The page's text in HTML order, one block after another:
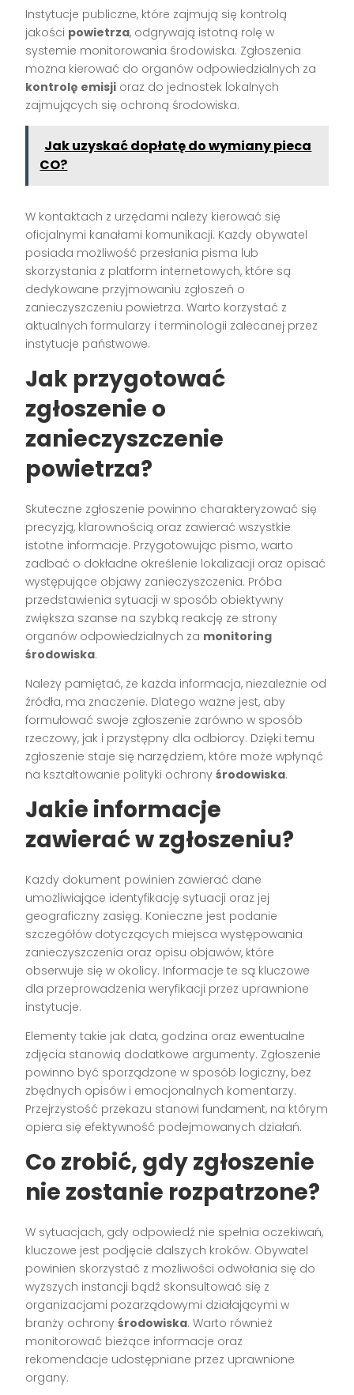
Instytucje publiczne, które zajmują się kontrolą
jakości powietrza, odgrywają istotną rolę w
systemie monitorowania środowiska. Zgłoszenia
można kierować do organów odpowiedzialnych za
kontrolę emisji oraz do jednostek lokalnych
zajmujących się ochroną środowiska.
Jak uzyskać dopłatę do wymiany pieca
CO?
W kontaktach z urzędami należy kierować się
oficjalnymi kanałami komunikacji. Każdy obywatel
posiada możliwość przesłania pisma lub
skorzystania z platform internetowych, które są
dedykowane przyjmowaniu zgłoszeń o
zanieczyszczeniu powietrza. Warto korzystać z
aktualnych formularzy i terminologii zalecanej przez
instytucje państwowe.
Jak przygotować
zgłoszenie o
zanieczyszczenie
powietrza?
Skuteczne zgłoszenie powinno charakteryzować się
precyzją, klarownością oraz zawierać wszystkie
istotne informacje. Przygotowując pismo, warto
zadbać o dokładne określenie lokalizacji oraz opisać
występujące objawy zanieczyszczenia. Próba
przedstawienia sytuacji w sposób obiektywny
zwiększa szanse na szybką reakcję ze strony
organów odpowiedzialnych za monitoring
środowiska.
Należy pamiętać, że każda informacja, niezależnie od
źródła, ma znaczenie. Dlatego ważne jest, aby
formułować swoje zgłoszenie zarówno w sposób
rzeczowy, jak i przystępny dla odbiorcy. Dzięki temu
zgłoszenie staje się narzędziem, które może wpłynąć
na kształtowanie polityki ochronyśrodowiska.
Jakie informacje
zawierać w zgłoszeniu?
Każdy dokument powinien zawierać dane
umożliwiające identyfikację sytuacji oraz jej
geograficzny zasięg. Konieczne jest podanie
szczegółów dotyczących miejsca występowania
zanieczyszczenia oraz opisu objawów, które
obserwuje się w okolicy. Informacje te są kluczowe
dla przeprowadzenia weryfikacji przez uprawnione
instytucje.
Elementy takie jak data, godzina oraz ewentualne
zdjęcia stanowią dodatkowe argumenty. Zgłoszenie
powinno być sporządzone w sposób logiczny, bez
zbędnych opisów i emocjonalnych komentarzy.
Przejrzystość przekazu stanowi fundament, na którym
opiera się efektywność podejmowanych działań.
Co zrobić, gdy zgłoszenie
nie zostanie rozpatrzone?
W sytuacjach, gdy odpowiedź nie spełnia oczekiwań,
kluczowe jest podjęcie dalszych kroków. Obywatel
powinien skorzystać z możliwości odwołania się do
wyższych instancji bądź skonsultować się z
organizacjami pozarządowymi działającymi w
branży ochronyśrodowiska. Warto również
monitorować bieżące informacje oraz
rekomendacje udostępniane przez uprawnione
organy.